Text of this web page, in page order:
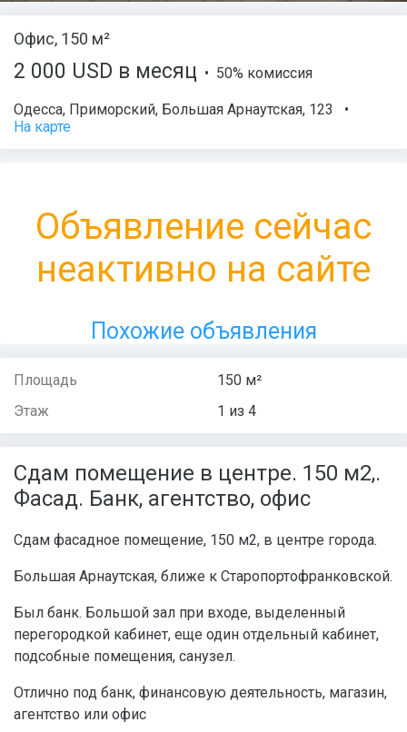
Офис, 150 м²
2 000 USD в месяц • 50% комиссия
Одесса, Приморский, Большая Арнаутская, 123
•
На карте
Объявление сейчас
неактивно на сайте
Похожие объявления
Площадь
150 м²
Этаж
1 из 4
Сдам помещение в центре. 150 м2,.
Фасад. Банк, агентство, офис
Сдам фасадное помещение, 150 м2, в центре города.
Большая Арнаутская, ближе к Старопортофранковской.
Был банк. Большой зал при входе, выделенный
перегородкой кабинет, еще один отдельный кабинет,
подсобные помещения, санузел.
Отлично под банк, финансовую деятельность, магазин,
агентство или офис